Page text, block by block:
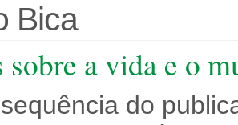
Bica
sobre a vida e o
do